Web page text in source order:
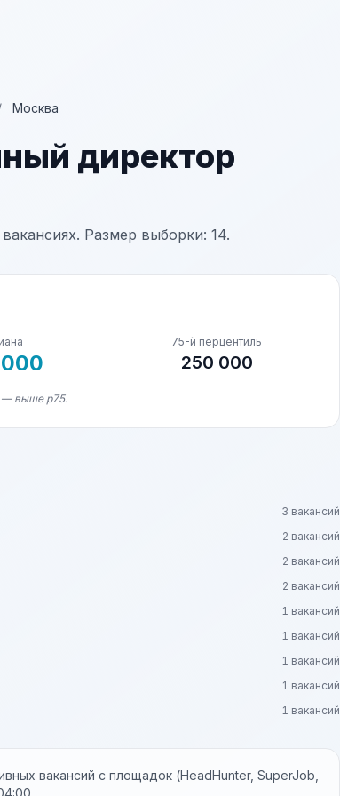
Москва
директор
Размер выборки: 14.
75-й перцентиль
250 000
— выше p75.
3 вакансий
2 вакансий
2 вакансий
2 вакансий
1 вакансий
1 вакансий
1 вакансий
1 вакансий
1 вакансий
вакансий с площадок (HeadHunter, SuperJob,